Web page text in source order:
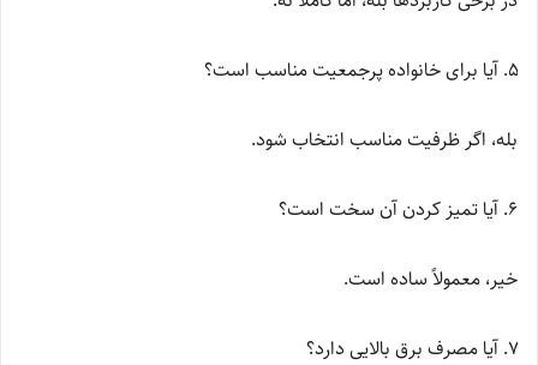
آیا برای خانواده پرجمعیت مناسب است؟
بله، اگر ظرفیت مناسب انتخاب شود.
آیا تمیز کردن آن سخت است؟
خیر، معمولاً ساده است.
آیا مصرف برق بالایی دارد؟